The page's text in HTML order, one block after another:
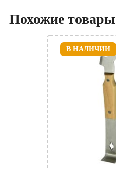
Похожие товары
В НАЛИЧИИ